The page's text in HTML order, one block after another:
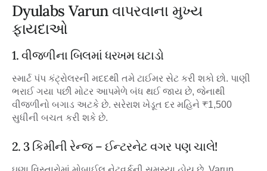
Dyulabs Varun વાપરવાના મુખ્ય
ફાયદાઓ
1. વીજળીના બિલમાં ધરખમ ઘટાડો
સ્માર્ટ પંપ કંટ્રોલરની મદદથી તમે ટાઈમર સેટ કરી શકો છો. પાણી
ભરાઈ ગયા પછી મોટર આપમેળે બંધ થઈ જાય છે, જેનાથી
વીજળીનો બગાડ અટકે છે. સરેરાશ ખેડૂત દર મહિને ₹1,500
સુધીની બચત કરી શકે છે.
2. 3 કિમીની રેન્જ – ઈન્ટરનેટ વગર પણ ચાલે!